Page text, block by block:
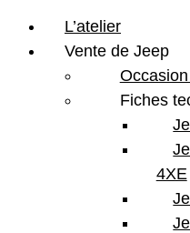
L’atelier
Vente de Jeep
Fiches
4XE